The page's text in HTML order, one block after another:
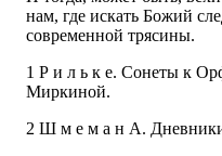
нам, где искать Божий
современной трясины.
1 Р и л ь к е. Сонеты к
Миркиной.
2 Ш м е м а н А.